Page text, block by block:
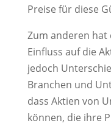
Preise für diese
Zum anderen hat
Einfluss auf die
jedoch
Branchen und
dass Aktien von
können, die ihre